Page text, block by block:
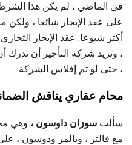
في الماضي ، لم يكن هذا
أكثر شيوعا. عقد الإيجار
، وتريد شركة التأجير أن تدرك
، حتى لو تم إفلاس الشركة.
محام عقاري يناقش
سألت سوزان داوسون ، وهي
مع فالتز ، وبالمر ودوسون ،